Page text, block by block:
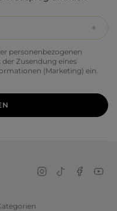
personenbezogenen
Zusendung eines
(Marketing) ein.